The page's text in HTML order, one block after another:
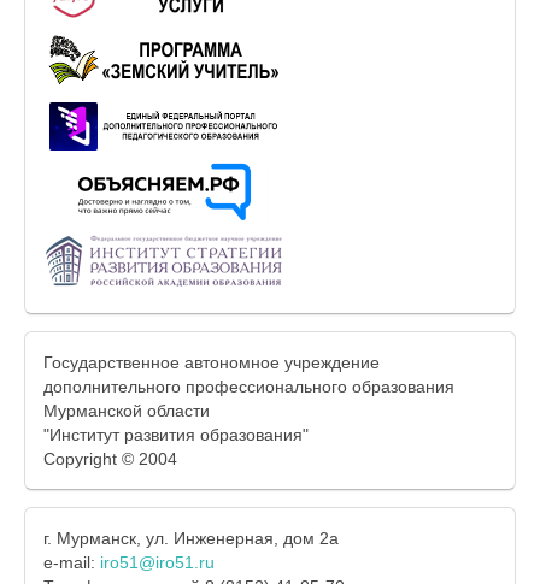
Государственное автономное учреждение
дополнительного профессионального образования
Мурманской области
"Институт развития образования"
Copyright © 2004
г. Мурманск, ул. Инженерная, дом 2а
e-mail: iro51@iro51.ru